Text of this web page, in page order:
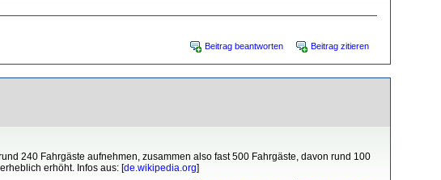
Beitrag beantworten Beitrag zitieren
240 Fahrgäste aufnehmen, zusammen also fast 500 Fahrgäste, davon rund 100
erhöht. Infos aus: [de.wikipedia.org]